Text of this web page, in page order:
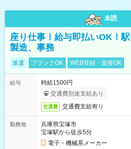
未読
座り仕事！給与即払いOK！
製造、事務
派遣 ブランクOK WEB登録・面接OK
給与
時給1500円
交通費別途支給あり
交通費 交通費支給有り
勤務地
兵庫県宝塚市
宝塚駅から徒歩5分
電子・機械系メーカー